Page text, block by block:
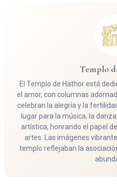
Templo
El Templo de Hathor está
el amor, con columnas
celebran la alegría y la
lugar para la música, la
artística, honrando el papel
artes. Las imágenes
templo reflejaban la